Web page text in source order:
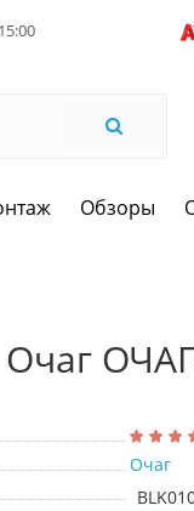
Обзоры
Очаг